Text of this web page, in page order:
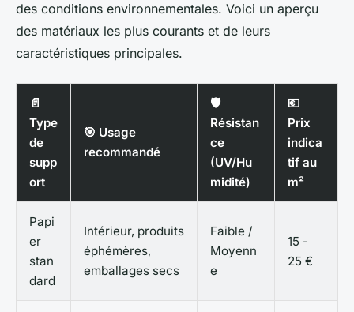
des conditions environnementales. Voici un aperçu
des matériaux les plus courants et de leurs
caractéristiques principales.
📄
Type
de
supp
ort
🎯 Usage
recommandé
🛡️
Résistan
ce
(UV/Hu
midité)
💶
Prix
indica
tif au
m²
Papi
er
stan
dard
Intérieur, produits
éphémères,
emballages secs
Faible /
Moyenn
e
15 -
25 €